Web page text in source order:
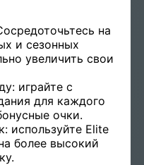
на
и сезонных
увеличить свои
играйте с
для каждого
очки.
используйте Elite
более высокий